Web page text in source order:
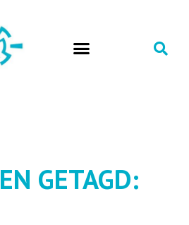
GETAGD: